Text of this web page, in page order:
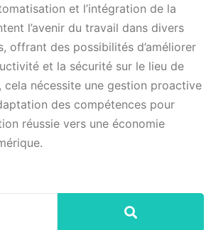
et l’intégration de la
l’avenir du travail dans divers
offrant des possibilités d’améliorer
et la sécurité sur le lieu de
cela nécessite une gestion proactive
des compétences pour
réussie vers une économie